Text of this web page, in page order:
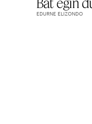
EDURNE ELIZONDO